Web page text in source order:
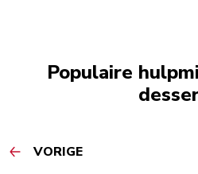
Populaire
VORIGE